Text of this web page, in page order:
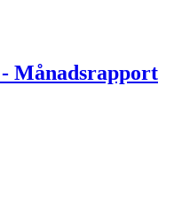
Månadsrapport